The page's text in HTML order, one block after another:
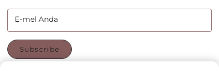
E-mel Anda
Subscribe